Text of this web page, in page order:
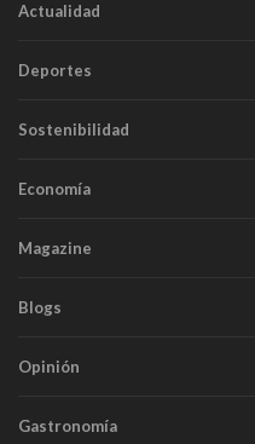
Actualidad
Deportes
Sostenibilidad
Economía
Magazine
Blogs
Opinión
Gastronomía